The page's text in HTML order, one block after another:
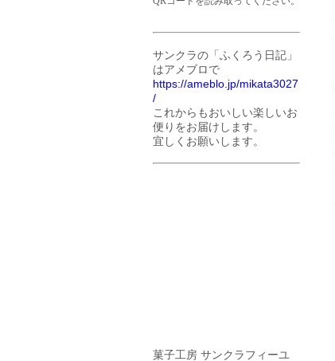
サンクラの「ふくろう日記」
はアメブロで
https://ameblo.jp/mikata3027
/
これからもおいしい楽しいお
便りをお届けします。
宜しくお願いします。
菓子工房 サンクラフィーユ